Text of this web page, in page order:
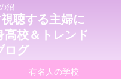
沼
聴する主婦に
高校＆トレンド
ログ
有名人の学校